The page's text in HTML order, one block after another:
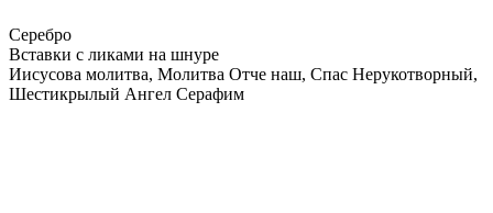
Серебро
Вставки с ликами на шнуре
Иисусова молитва, Молитва Отче наш, Спас Нерукотворный,
Шестикрылый Ангел Серафим